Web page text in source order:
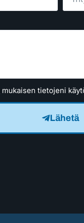
mukaisen tietojeni
Lähetä